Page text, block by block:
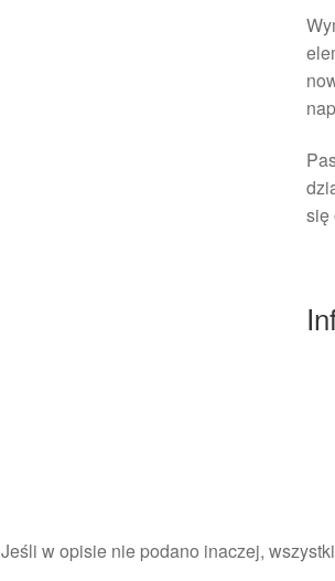
się
Jeśli w opisie nie podano inaczej,